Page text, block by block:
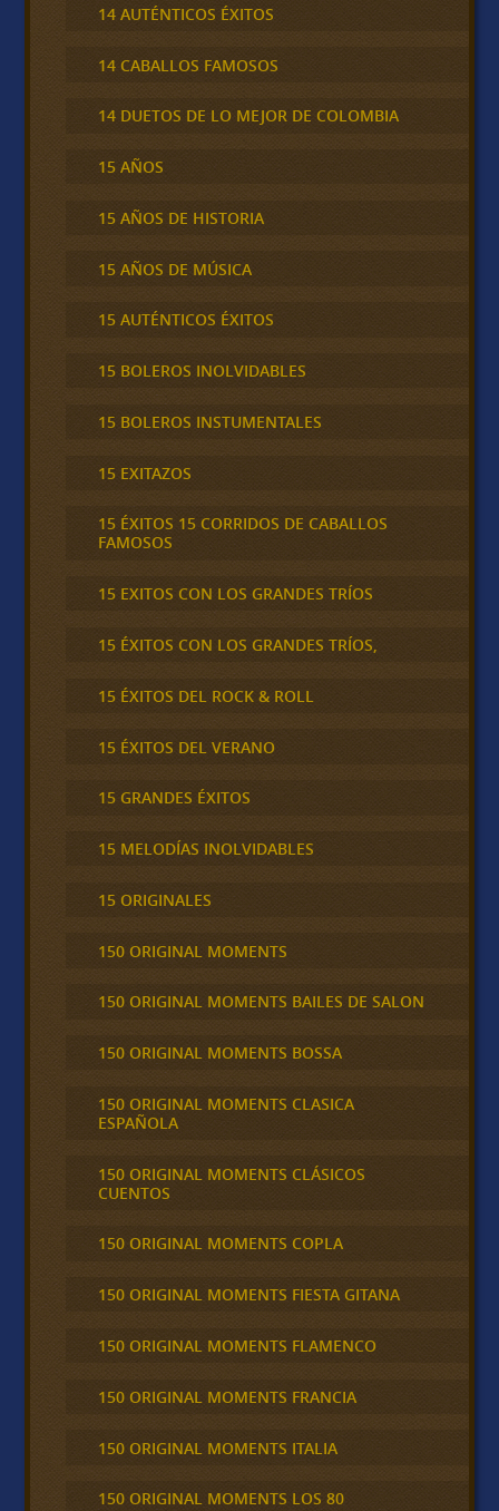
14 AUTÉNTICOS ÉXITOS
14 CABALLOS FAMOSOS
14 DUETOS DE LO MEJOR DE COLOMBIA
15 AÑOS
15 AÑOS DE HISTORIA
15 AÑOS DE MÚSICA
15 AUTÉNTICOS ÉXITOS
15 BOLEROS INOLVIDABLES
15 BOLEROS INSTUMENTALES
15 EXITAZOS
15 ÉXITOS 15 CORRIDOS DE CABALLOS
FAMOSOS
15 EXITOS CON LOS GRANDES TRÍOS
15 ÉXITOS CON LOS GRANDES TRÍOS,
15 ÉXITOS DEL ROCK & ROLL
15 ÉXITOS DEL VERANO
15 GRANDES ÉXITOS
15 MELODÍAS INOLVIDABLES
15 ORIGINALES
150 ORIGINAL MOMENTS
150 ORIGINAL MOMENTS BAILES DE SALON
150 ORIGINAL MOMENTS BOSSA
150 ORIGINAL MOMENTS CLASICA
ESPAÑOLA
150 ORIGINAL MOMENTS CLÁSICOS
CUENTOS
150 ORIGINAL MOMENTS COPLA
150 ORIGINAL MOMENTS FIESTA GITANA
150 ORIGINAL MOMENTS FLAMENCO
150 ORIGINAL MOMENTS FRANCIA
150 ORIGINAL MOMENTS ITALIA
150 ORIGINAL MOMENTS LOS 80